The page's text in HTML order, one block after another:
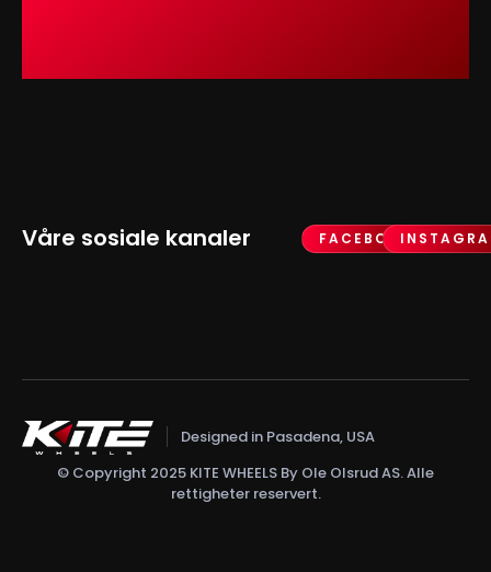
Våre sosiale kanaler FACEBOOK
Designed in Pasadena, USA
© Copyright 2025 KITE WHEELS By Ole Olsrud AS. Alle
rettigheter reservert.